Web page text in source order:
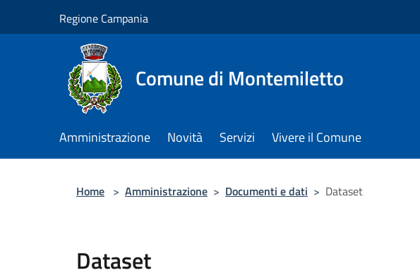
Regione Campania
Comune di Montemiletto
Amministrazione Novità Servizi Vivere il Comune
Home > Amministrazione > Documenti e dati > Dataset
Dataset